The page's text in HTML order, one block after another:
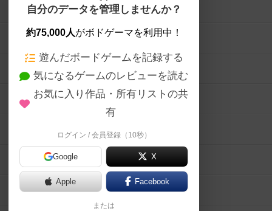
自分のデータを管理しませんか？
約75,000人がボドゲーマを利用中！
遊んだボードゲームを記録する
気になるゲームのレビューを読む
お気に入り作品・所有リストの共
有
ログイン / 会員登録（10秒）
Google X
Apple Facebook
または
ボードゲームを検索する
ボードゲームの新着レビュー
ボードゲーム会情報
メカニクス特集
掲示板・トピックス
ボドとも・会員一覧
ボードゲーム業界コラム